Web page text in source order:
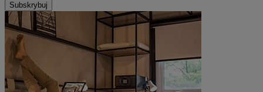
Subskrybuj